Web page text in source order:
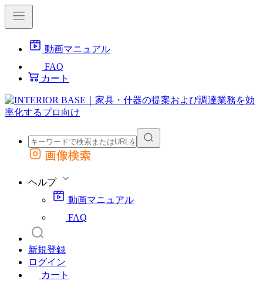
動画マニュアル
FAQ
カート
外部サイトの商品をカートに追加
画像検索
ヘルプ
動画マニュアル
FAQ
新規登録
ログイン
カート